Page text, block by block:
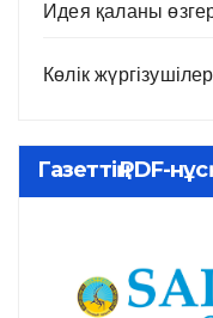
Идея қаланы
Көлік
Газеттің PDF-